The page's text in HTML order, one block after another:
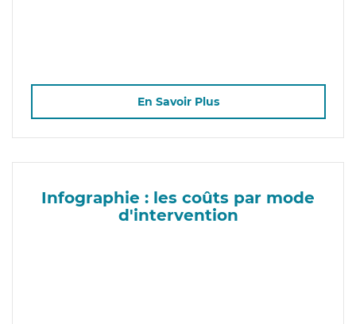
En Savoir Plus
Infographie : les coûts par mode
d'intervention